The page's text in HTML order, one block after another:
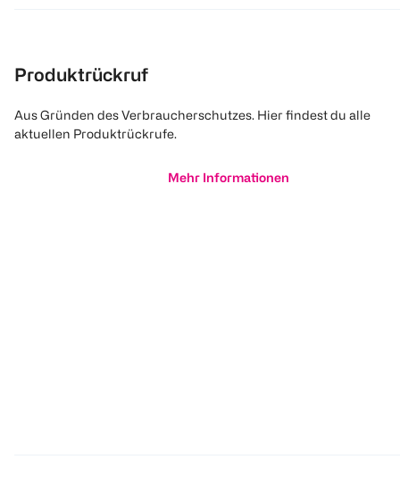
Produktrückruf
Aus Gründen des Verbraucherschutzes. Hier findest du alle
aktuellen Produktrückrufe.
Mehr Informationen